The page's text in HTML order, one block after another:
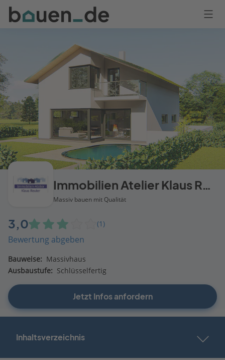
Bauen
Logo
Immobilien Atelier Klaus Reuter
Massiv bauen mit Qualität
3,0 (1)
Bewertung abgeben
Bauweise: Massivhaus
Ausbaustufe: Schlüsselfertig
Jetzt Infos anfordern
Inhaltsverzeichnis